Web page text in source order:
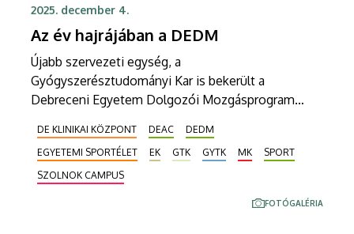
2025. december 4.
Az év hajrájában a DEDM
Újabb szervezeti egység, a
Gyógyszerésztudományi Kar is bekerült a
Debreceni Egyetem Dolgozói Mozgásprogram
mozgásra ösztönző program szervezői a
novemberi aranyérmeseket Debrecen Maraton
nevezéssel is díjazták. A viadalt március 29-én
DE KLINIKAI KÖZPONT DEAC
DEDM
EGYETEMI SPORTÉLET
EK GTK GYTK MK
SPORT
SZOLNOK CAMPUS
FOTÓGALÉRIA